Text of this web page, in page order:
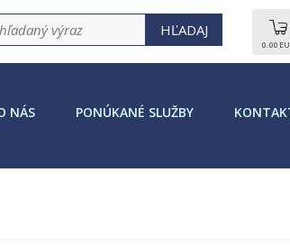
NÁS PONÚKANÉ SLUŽBY
0.00